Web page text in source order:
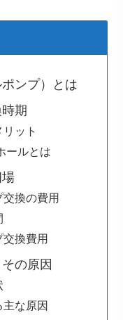
ンプ）とは
期
ット
ールとは
換の費用
換費用
の原因
な原因